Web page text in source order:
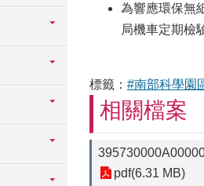
為響應環保無
局機車定期檢
標籤： #南部科學園
相關檔案
pdf(6.31 MB)